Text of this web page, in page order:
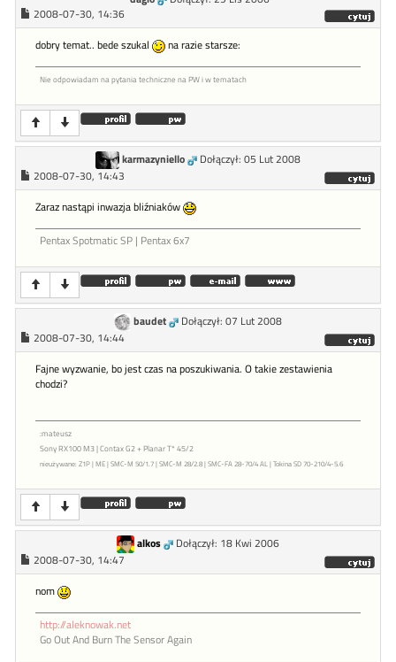
2008-07-30, 14:36
dobry temat.. bede szukal
na razie starsze:
Nie odpowiadam na pytania techniczne na PW i w tematach
karmazyniello
Dołączył: 05 Lut 2008
2008-07-30, 14:43
Zaraz nastąpi inwazja bliźniaków
Pentax Spotmatic SP | Pentax 6x7
baudet
Dołączył: 07 Lut 2008
2008-07-30, 14:44
Fajne wyzwanie, bo jest czas na poszukiwania. O takie zestawienia
chodzi?
:mateusz
Sony RX100 M3 | Contax G2 + Planar T* 45/2
nieużywane: Z1P | ME | SMC-M 50/1.7 | SMC-M 28/2.8 | SMC-FA 28-70/4 AL | Tokina SD 70-210/4-5.6
alkos
Dołączył: 18 Kwi 2006
2008-07-30, 14:47
nom
http://aleknowak.net
Go Out And Burn The Sensor Again